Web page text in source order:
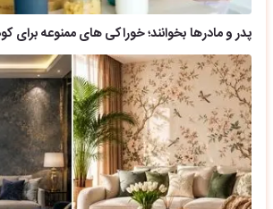
پدر و مادرها بخوانند؛ خوراکی های ممنوعه برای